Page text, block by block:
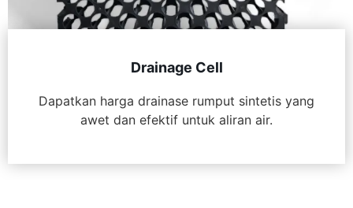
Drainage Cell
Dapatkan harga drainase rumput sintetis yang
awet dan efektif untuk aliran air.